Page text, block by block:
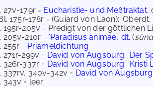
27v-179r = Eucharistie- und Meßtraktat,
175r-178r = (Guiard von Laon):
195r-205v = Predigt von der göttlichen
205v-210r = 'Paradisus animae', dt. (
255r = Priameldichtung
271r-299v = David von Augsburg: 'Der
326r-337r = David von Augsburg: 'Kristi
337rv, 340v-342v = David von Augsburg
343v = leer